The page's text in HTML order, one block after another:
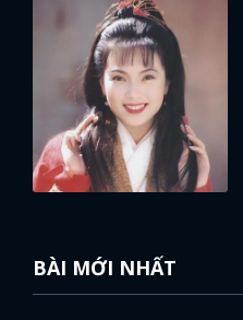
BÀI MỚI NHẤT